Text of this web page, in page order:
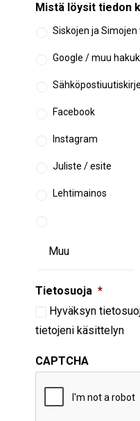
Mistä löysit tiedon
Siskojen ja
Google / muu
Sähköpostiuutiskirje
Facebook
Instagram
Juliste / esite
Lehtimainos
Tietosuoja *
Hyväksyn
tietojeni käsittelyn
CAPTCHA